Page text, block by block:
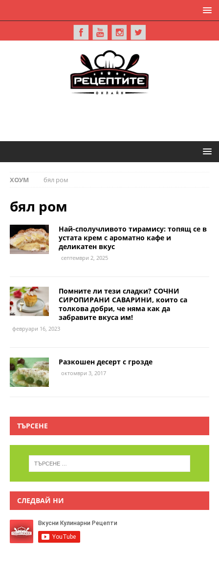
ХОУМ бял ром
бял ром
Най-сполучливото тирамису: топящ се в
устата крем с ароматно кафе и
деликатен вкус
септември 2, 2025
Помните ли тези сладки? СОЧНИ
СИРОПИРАНИ САВАРИНИ, които са
толкова добри, че няма как да
забравите вкуса им!
февруари 16, 2023
Разкошен десерт с грозде
октомври 3, 2017
ТЪРСЕНЕ
СЛЕДВАЙ НИ